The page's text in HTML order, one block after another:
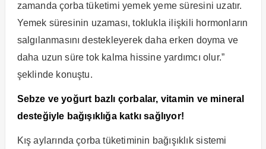
zamanda çorba tüketimi yemek yeme süresini uzatır.
Yemek süresinin uzaması, toklukla ilişkili hormonların
salgılanmasını destekleyerek daha erken doyma ve
daha uzun süre tok kalma hissine yardımcı olur.”
şeklinde konuştu.
Sebze ve yoğurt bazlı çorbalar, vitamin ve mineral
desteğiyle bağışıklığa katkı sağlıyor!
Kış aylarında çorba tüketiminin bağışıklık sistemi